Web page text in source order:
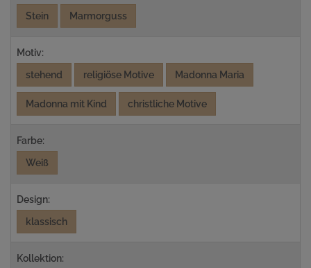
Stein
Marmorguss
Motiv:
stehend
religiöse Motive Madonna Maria
Madonna mit Kind christliche Motive
Farbe:
Weiß
Design:
klassisch
Kollektion: